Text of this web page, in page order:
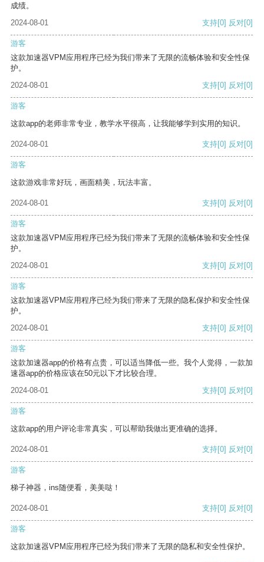
成绩。
2024-08-01
支持[0] 反对[0]
游客
这款加速器VPM应用程序已经为我们带来了无限的流畅体验和安全性保
护。
2024-08-01
支持[0] 反对[0]
游客
这款app的老师非常专业，教学水平很高，让我能够学到实用的知识。
2024-08-01 支持[0] 反对[0]
游客
这款游戏非常好玩，画面精美，玩法丰富。
2024-08-01 支持[0] 反对[0]
游客
这款加速器VPM应用程序已经为我们带来了无限的流畅体验和安全性保
护。
2024-08-01
支持[0] 反对[0]
游客
这款加速器VPM应用程序已经为我们带来了无限的隐私保护和安全性保
护。
2024-08-01
支持[0] 反对[0]
游客
这款加速器app的价格有点贵，可以适当降低一些。我个人觉得，一款加
速器app的价格应该在50元以下才比较合理。
2024-08-01
支持[0] 反对[0]
游客
这款app的用户评论非常真实，可以帮助我做出更准确的选择。
2024-08-01 支持[0] 反对[0]
游客
梯子神器，ins随便看，美美哒！
2024-08-01 支持[0] 反对[0]
游客
这款加速器VPM应用程序已经为我们带来了无限的隐私和安全性保护。